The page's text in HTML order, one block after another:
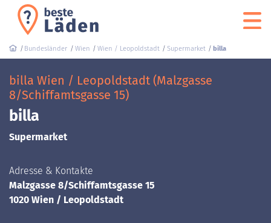
Bundesländer Wien Wien / Leopoldstadt Supermarket billa
billa Wien / Leopoldstadt (Malzgasse
8/Schiffamtsgasse 15)
billa
Supermarket
Adresse & Kontakte
Malzgasse 8/Schiffamtsgasse 15
1020 Wien / Leopoldstadt